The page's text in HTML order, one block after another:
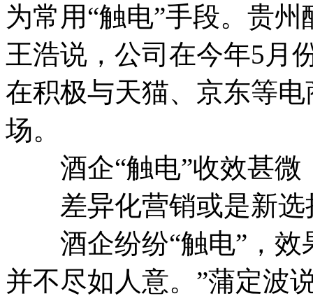
为常用“触电”手段。贵
王浩说，公司在今年5月
在积极与天猫、京东等
场。
酒企“触电”收效甚微
差异化营销或是新选
酒企纷纷“触电”，效
并不尽如人意。”蒲定波